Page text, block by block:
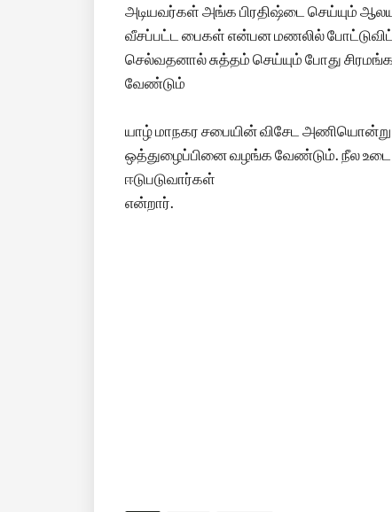
அடியவர்கள் அங்க பிரதிஷ்டை செய்யும் ஆலய
வீசப்பட்ட பைகள் என்பன மணலில்
செல்வதனால் சுத்தம் செய்யும் போது
வேண்டும்
யாழ் மாநகர சபையின் விசேட
ஒத்துழைப்பினை வழங்க வேண்டும். நீல
ஈடுபடுவார்கள்
என்றார்.